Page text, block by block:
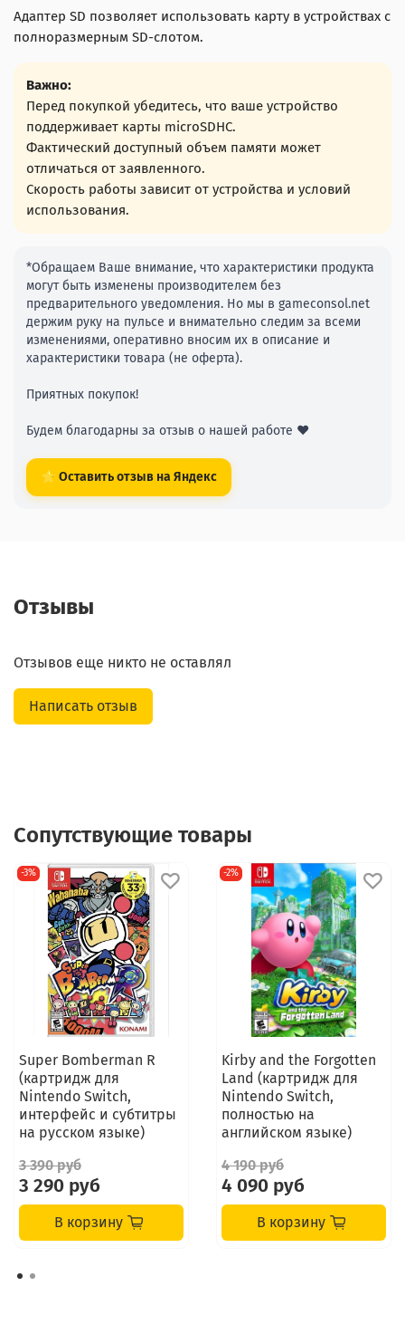
Адаптер SD позволяет использовать карту в устройствах с
полноразмерным SD-слотом.
Важно:
Перед покупкой убедитесь, что ваше устройство
поддерживает карты microSDHC.
Фактический доступный объем памяти может
отличаться от заявленного.
Скорость работы зависит от устройства и условий
использования.
*Обращаем Ваше внимание, что характеристики продукта
могут быть изменены производителем без
предварительного уведомления. Но мы в gameconsol.net
держим руку на пульсе и внимательно следим за всеми
изменениями, оперативно вносим их в описание и
характеристики товара (не оферта).
Приятных покупок!
Будем благодарны за отзыв о нашей работе ❤️
⭐ Оставить отзыв на Яндекс
Отзывы
Отзывов еще никто не оставлял
Написать отзыв
Сопутствующие товары
-3%
Super Bomberman R
(картридж для
Nintendo Switch,
интерфейс и субтитры
на русском языке)
3 390 руб
3 290 руб
В корзину
-2%
Kirby and the Forgotten
Land (картридж для
Nintendo Switch,
полностью на
английском языке)
4 190 руб
4 090 руб
В корзину